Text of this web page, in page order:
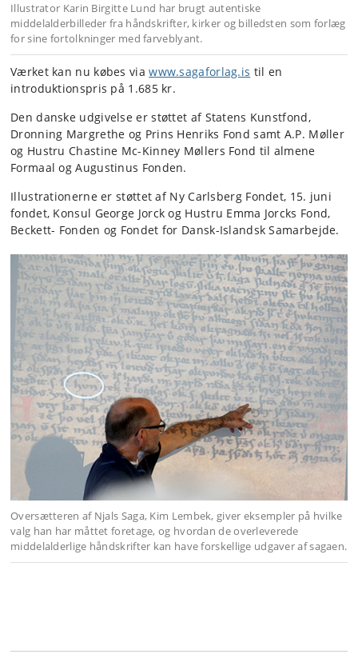
Illustrator Karin Birgitte Lund har brugt autentiske
middelalderbilleder fra håndskrifter, kirker og billedsten som forlæg
for sine fortolkninger med farveblyant.
Værket kan nu købes viawww.sagaforlag.is til en
introduktionspris på 1.685 kr.
Den danske udgivelse er støttet af Statens Kunstfond,
Dronning Margrethe og Prins Henriks Fond samt A.P. Møller
og Hustru Chastine Mc-Kinney Møllers Fond til almene
Formaal og Augustinus Fonden.
Illustrationerne er støttet af Ny Carlsberg Fondet, 15. juni
fondet, Konsul George Jorck og Hustru Emma Jorcks Fond,
Beckett- Fonden og Fondet for Dansk-Islandsk Samarbejde.
Oversætteren af Njals Saga, Kim Lembek, giver eksempler på hvilke
valg han har måttet foretage, og hvordan de overleverede
middelalderlige håndskrifter kan have forskellige udgaver af sagaen.